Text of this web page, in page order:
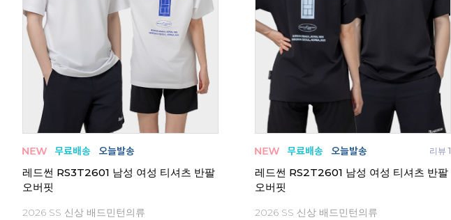
레드썬 RS3T2601 남성 여성 티셔츠 반팔
오버핏
2026 SS 신상 배드민턴의류
리뷰 1
레드썬 RS2T2601 남성 여성 티셔츠 반팔
오버핏
2026 SS 신상 배드민턴의류